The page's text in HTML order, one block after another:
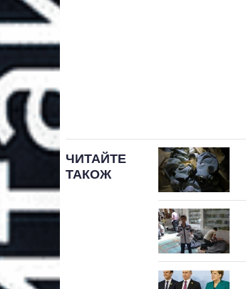
ЧИТАЙТЕ
ТАКОЖ